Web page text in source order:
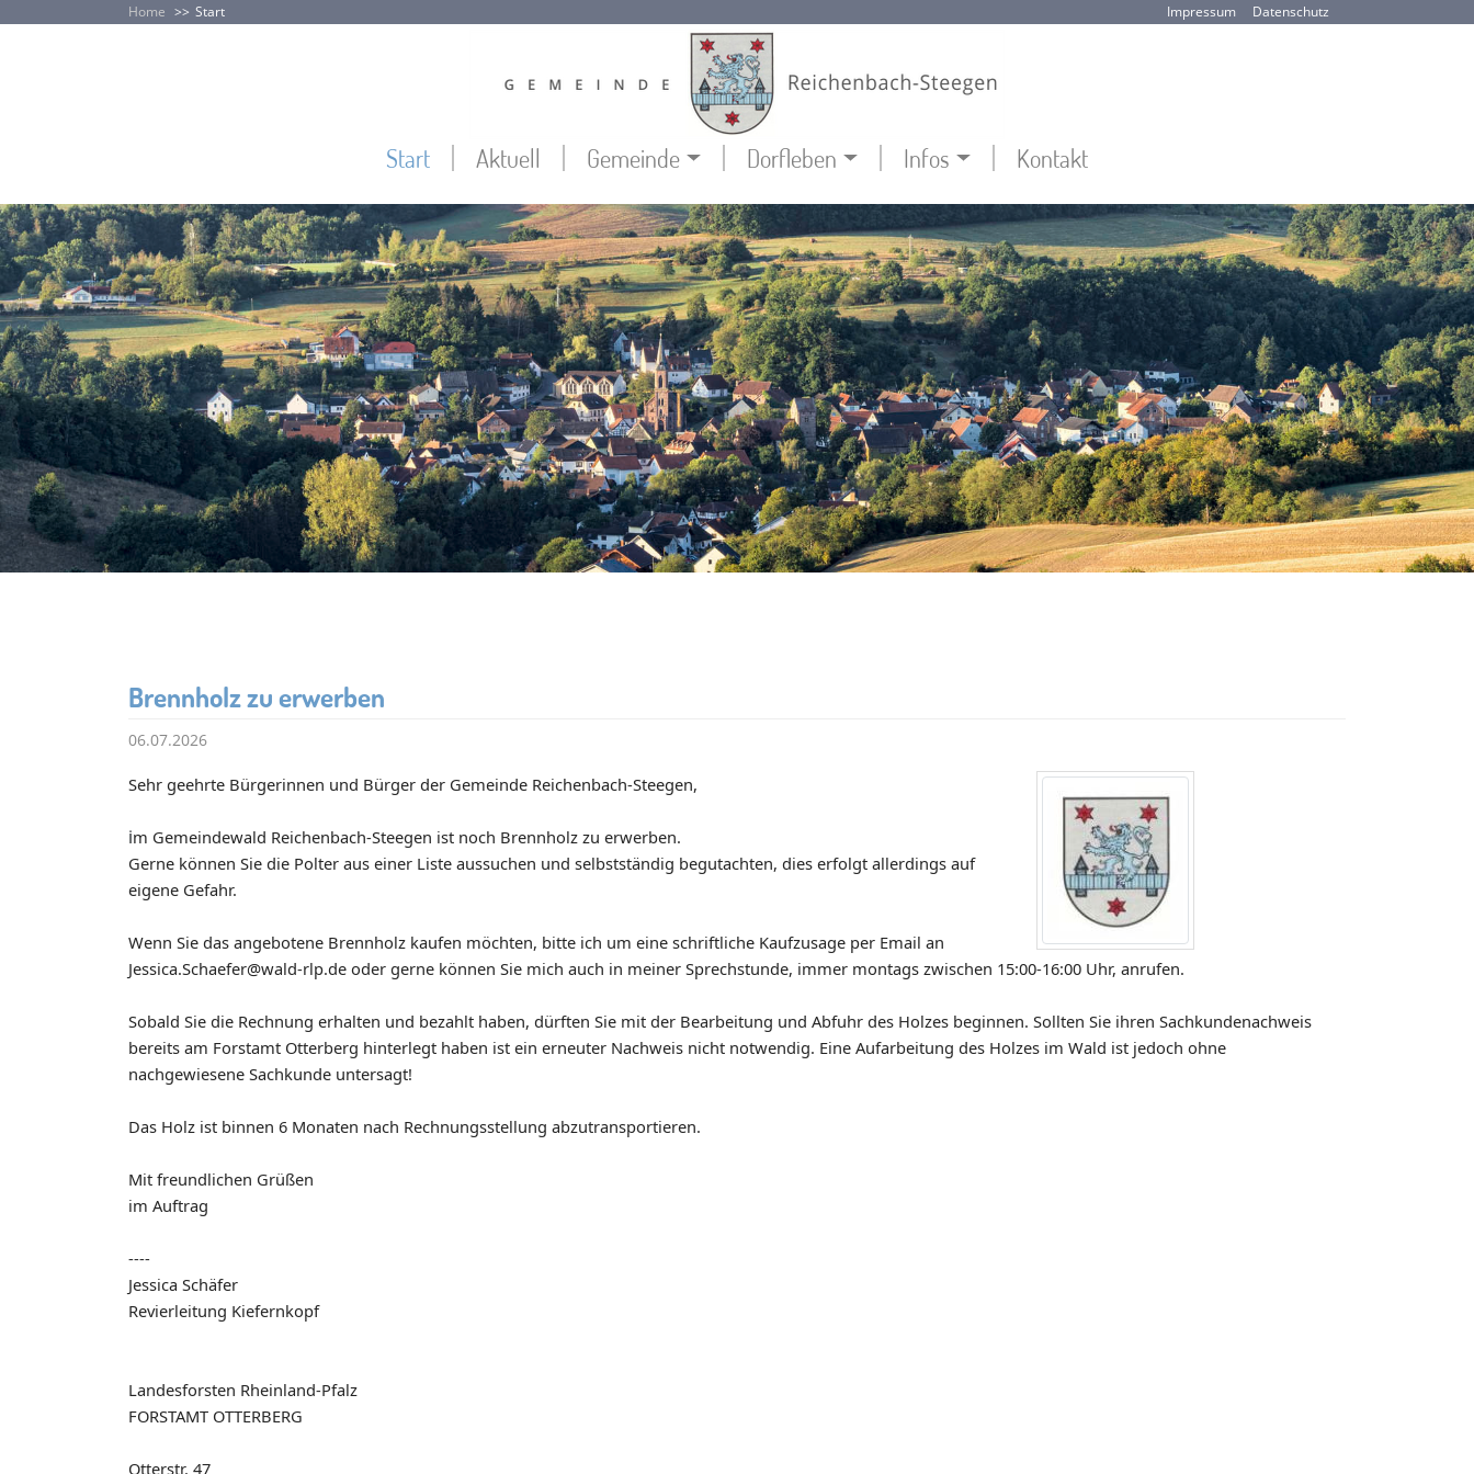
Home Start Impressum Datenschutz
Start Aktuell Gemeinde Dorfleben Infos Kontakt
Brennholz zu erwerben
06.07.2026
Sehr geehrte Bürgerinnen und Bürger der Gemeinde Reichenbach-Steegen,
im Gemeindewald Reichenbach-Steegen ist noch Brennholz zu erwerben.
Gerne können Sie die Polter aus einer Liste aussuchen und selbstständig begutachten, dies erfolgt allerdings auf
eigene Gefahr.
Wenn Sie das angebotene Brennholz kaufen möchten, bitte ich um eine schriftliche Kaufzusage per Email an
Jessica.Schaefer@wald-rlp.de oder gerne können Sie mich auch in meiner Sprechstunde, immer montags zwischen 15:00-16:00 Uhr, anrufen.
Sobald Sie die Rechnung erhalten und bezahlt haben, dürften Sie mit der Bearbeitung und Abfuhr des Holzes beginnen. Sollten Sie ihren Sachkundenachweis
bereits am Forstamt Otterberg hinterlegt haben ist ein erneuter Nachweis nicht notwendig. Eine Aufarbeitung des Holzes im Wald ist jedoch ohne
nachgewiesene Sachkunde untersagt!
Das Holz ist binnen 6 Monaten nach Rechnungsstellung abzutransportieren.
Mit freundlichen Grüßen
im Auftrag
----
Jessica Schäfer
Revierleitung Kiefernkopf
Landesforsten Rheinland-Pfalz
FORSTAMT OTTERBERG
Otterstr. 47